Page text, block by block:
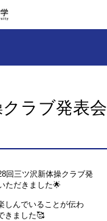
ラブ発表会
回三ツ沢新体操クラブ発
ただきました🌟
しんでいることが伝わ
きました🥰